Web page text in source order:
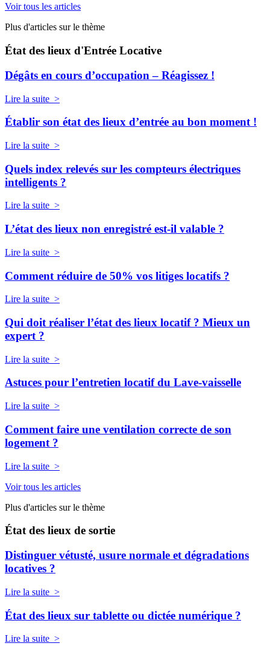
Voir tous les articles
Plus d'articles sur le thème
État des lieux d'Entrée Locative
Dégâts en cours d’occupation – Réagissez !
Lire la suite >
Établir son état des lieux d’entrée au bon moment !
Lire la suite >
Quels index relevés sur les compteurs électriques
intelligents ?
Lire la suite >
L’état des lieux non enregistré est-il valable ?
Lire la suite >
Comment réduire de 50% vos litiges locatifs ?
Lire la suite >
Qui doit réaliser l’état des lieux locatif ? Mieux un
expert ?
Lire la suite >
Astuces pour l’entretien locatif du Lave-vaisselle
Lire la suite >
Comment faire une ventilation correcte de son
logement ?
Lire la suite >
Voir tous les articles
Plus d'articles sur le thème
État des lieux de sortie
Distinguer vétusté, usure normale et dégradations
locatives ?
Lire la suite >
État des lieux sur tablette ou dictée numérique ?
Lire la suite >